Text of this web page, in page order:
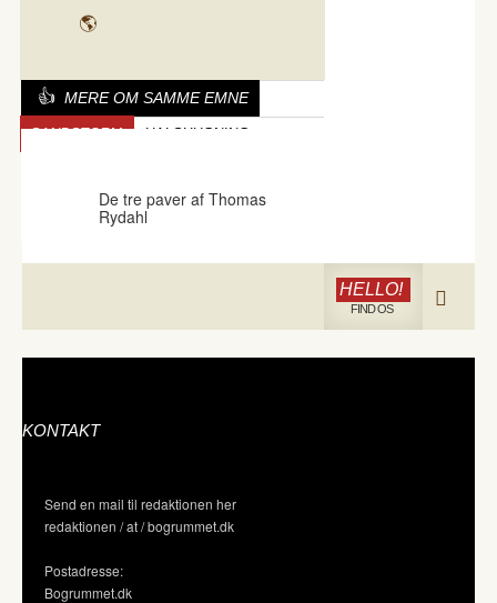
MERE OM SAMME EMNE
SANDSTORM HALSHUGNING
De tre paver af Thomas
Rydahl
HELLO!
FIND OS
KONTAKT
Send en mail til redaktionen her
redaktionen / at / bogrummet.dk
Postadresse:
Bogrummet.dk